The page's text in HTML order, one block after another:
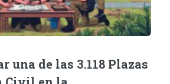
una de las 3.118 Plazas